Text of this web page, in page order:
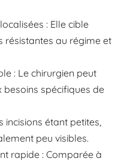
: Elle cible
résistantes au régime et
: Le chirurgien peut
spécifiques de
incisions étant petites,
peu visibles.
rapide : Comparée à